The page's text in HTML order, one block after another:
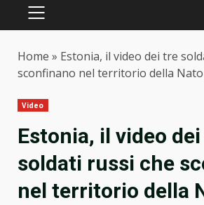
PRIMARY
Home » Estonia, il video dei tre
sconfinano nel territorio della
Video
Estonia, il video
soldati russi che
nel territorio della